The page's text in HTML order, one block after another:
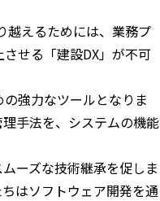
越えるためには、業務プ
せる「建設DX」が不可
強力なツールとなりま
手法を、システムの機能
ーズな技術継承を促しま
はソフトウェア開発を通